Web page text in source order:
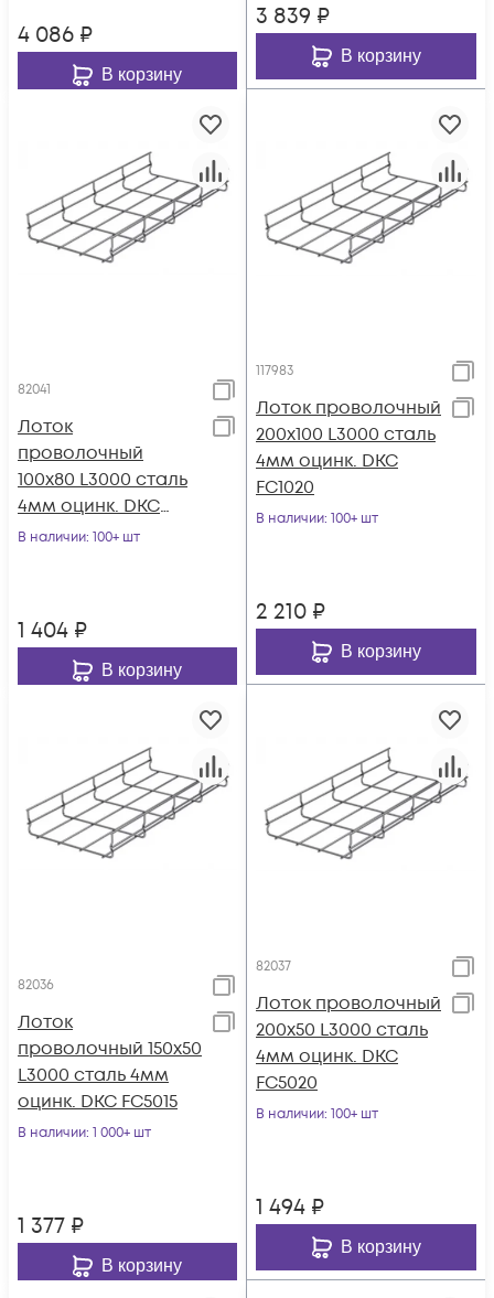
4 086 ₽
В корзину
3 839 ₽
В корзину
82041
Лоток
проволочный
100х80 L3000 сталь
4мм оцинк. DKC
FC8010
В наличии: 100+ шт
1 404 ₽
В корзину
117983
Лоток проволочный
200х100 L3000 сталь
4мм оцинк. DKC
FC1020
В наличии: 100+ шт
2 210 ₽
В корзину
82036
Лоток
проволочный 150х50
L3000 сталь 4мм
оцинк. DKC FC5015
В наличии: 1 000+ шт
1 377 ₽
В корзину
82037
Лоток проволочный
200х50 L3000 сталь
4мм оцинк. DKC
FC5020
В наличии: 100+ шт
1 494 ₽
В корзину